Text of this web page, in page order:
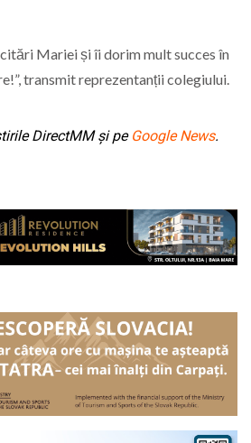
Mariei și îi dorim mult succes în
transmit reprezentanții colegiului.
DirectMM și pe Google News.